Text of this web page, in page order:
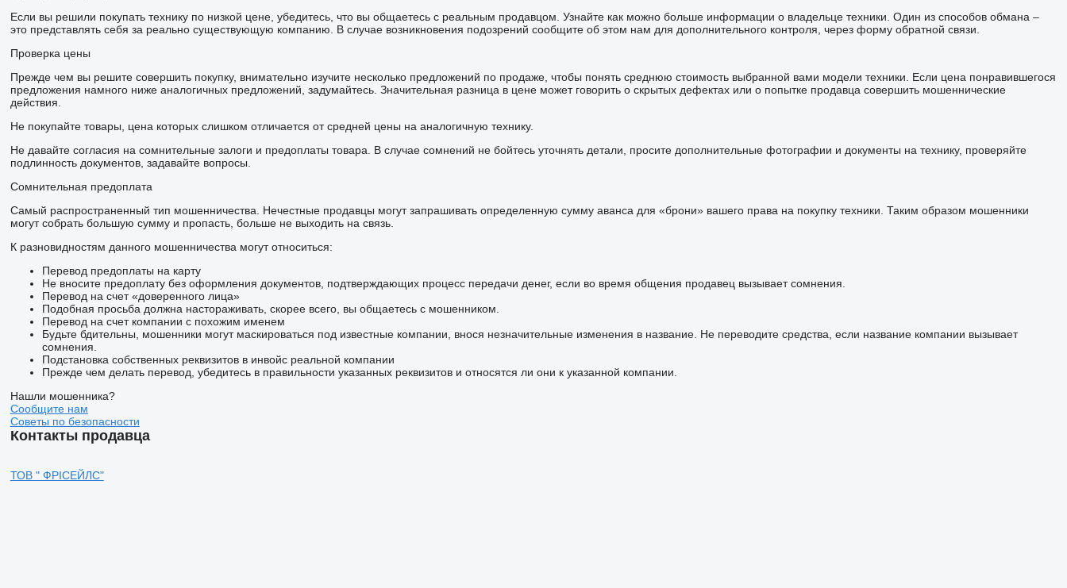
Если вы решили покупать технику по низкой цене, убедитесь, что вы общаетесь с реальным продавцом. Узнайте как можно больше информации о владельце техники. Один из способов обмана –
это представлять себя за реально существующую компанию. В случае возникновения подозрений сообщите об этом нам для дополнительного контроля, через форму обратной связи.
Проверка цены
Прежде чем вы решите совершить покупку, внимательно изучите несколько предложений по продаже, чтобы понять среднюю стоимость выбранной вами модели техники. Если цена понравившегося
предложения намного ниже аналогичных предложений, задумайтесь. Значительная разница в цене может говорить о скрытых дефектах или о попытке продавца совершить мошеннические
действия.
Не покупайте товары, цена которых слишком отличается от средней цены на аналогичную технику.
Не давайте согласия на сомнительные залоги и предоплаты товара. В случае сомнений не бойтесь уточнять детали, просите дополнительные фотографии и документы на технику, проверяйте
подлинность документов, задавайте вопросы.
Сомнительная предоплата
Самый распространенный тип мошенничества. Нечестные продавцы могут запрашивать определенную сумму аванса для «брони» вашего права на покупку техники. Таким образом мошенники
могут собрать большую сумму и пропасть, больше не выходить на связь.
К разновидностям данного мошенничества могут относиться:
Перевод предоплаты на карту
Не вносите предоплату без оформления документов, подтверждающих процесс передачи денег, если во время общения продавец вызывает сомнения.
Перевод на счет «доверенного лица»
Подобная просьба должна настораживать, скорее всего, вы общаетесь с мошенником.
Перевод на счет компании с похожим именем
Будьте бдительны, мошенники могут маскироваться под известные компании, внося незначительные изменения в название. Не переводите средства, если название компании вызывает
сомнения.
Подстановка собственных реквизитов в инвойс реальной компании
Прежде чем делать перевод, убедитесь в правильности указанных реквизитов и относятся ли они к указанной компании.
Нашли мошенника?
Сообщите нам
Советы по безопасности
Контакты продавца
ТОВ " ФРІСЕЙЛС"